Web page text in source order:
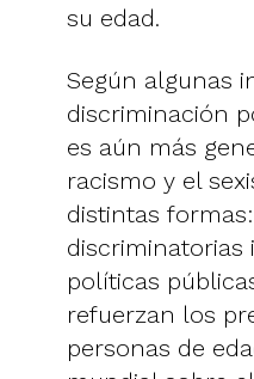
su edad.
Según algunas
discriminación
es aún más
racismo y el
distintas
discriminatorias
políticas
refuerzan los
personas de